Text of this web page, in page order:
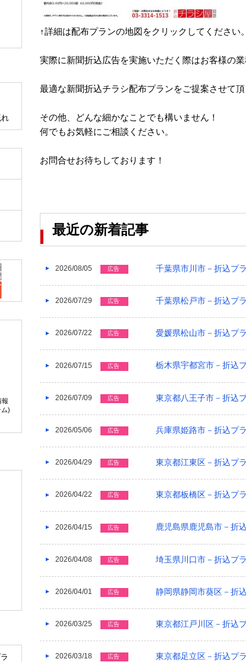
↑詳細は配布プランの地図をクリックしてください。
実際に新聞折込広告を実施いただく際はお客様の
最適な新聞折込チラシ配布プランをご提案させて頂
その他、どんな細かなことでも構いません！
何でもお気軽にご相談ください。
お問合せお待ちしております！
最近の新着記事
2026/08/05 広告 千葉県市川市－折込プ
2026/07/29 広告 千葉県松戸市－折込プ
2026/07/22 広告 愛媛県松山市－折込プ
2026/07/15 広告 栃木県宇都宮市－折込
2026/07/09 広告 東京都八王子市－折込
2026/05/06 広告 兵庫県姫路市－折込プ
2026/04/29 広告 東京都江東区－折込プ
2026/04/22 広告 東京都板橋区－折込プ
2026/04/15 広告 鹿児島県鹿児島市－折
2026/04/08 広告 埼玉県川口市－折込プ
2026/04/01 広告 静岡県静岡市葵区－折
2026/03/25 広告 東京都江戸川区－折込
2026/03/18 広告 東京都足立区－折込プ
報
)